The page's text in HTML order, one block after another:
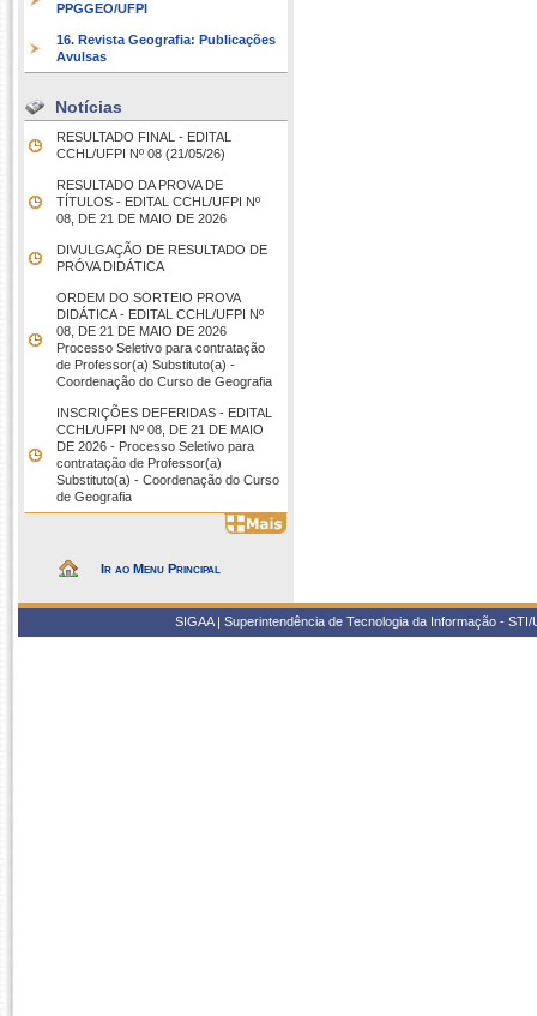
PPGGEO/UFPI
16. Revista Geografia: Publicações
Avulsas
Notícias
RESULTADO FINAL - EDITAL
CCHL/UFPI Nº 08 (21/05/26)
RESULTADO DA PROVA DE
TÍTULOS - EDITAL CCHL/UFPI Nº
08, DE 21 DE MAIO DE 2026
DIVULGAÇÃO DE RESULTADO DE
PRÓVA DIDÁTICA
ORDEM DO SORTEIO PROVA
DIDÁTICA - EDITAL CCHL/UFPI Nº
08, DE 21 DE MAIO DE 2026
Processo Seletivo para contratação
de Professor(a) Substituto(a) -
Coordenação do Curso de Geografia
INSCRIÇÕES DEFERIDAS - EDITAL
CCHL/UFPI Nº 08, DE 21 DE MAIO
DE 2026 - Processo Seletivo para
contratação de Professor(a)
Substituto(a) - Coordenação do Curso
de Geografia
Ir ao Menu Principal
SIGAA | Superintendência de Tecnologia da Informação -